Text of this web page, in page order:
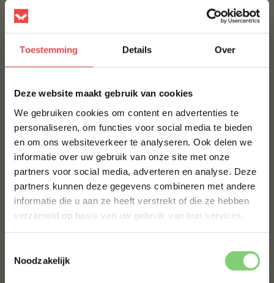
Toestemming Details Over
Deze website maakt gebruik van cookies
We gebruiken cookies om content en advertenties te
personaliseren, om functies voor social media te bieden
en om ons websiteverkeer te analyseren. Ook delen we
informatie over uw gebruik van onze site met onze
partners voor social media, adverteren en analyse. Deze
partners kunnen deze gegevens combineren met andere
informatie die u aan ze heeft verstrekt of die ze hebben
verzameld op basis van uw gebruik van hun services.
Noodzakelijk
beschikbaar in diverse varianten, zodat u kunt kiezen
wat het beste bij uw smaak past. Of u nu de voorkeur
geeft aan gerookt of ongerookt, met bot of zonder, wij
hebben de perfecte beenham voor uw culinaire
avontuur.
BBQ of kamado: beenham bereiden
Een van de meest verrukkelijke manieren om van
beenham te genieten, is door het te bereiden op de
barbecue of kamado. Het vlees leent zich uitstekend
voor langzaam roosteren, waarbij de smaken zich
diep in het vlees kunnen ontwikkelen. Beenham op
de BBQ of kamado bereiden is een waar feest voor
de smaakpapillen.
Om beenham op de BBQ of kamado te bereiden, is
gecombineerd met rookhout voor extra smaak, zorgt
voor een sappige en smaakvolle maaltijd. Onze
10% korting op je
eerste bestelling*
Schrijf je in voor onze nieuwsbrief en ontvang direct
10% korting op jouw eerste bestelling.
ACHTERNAAM